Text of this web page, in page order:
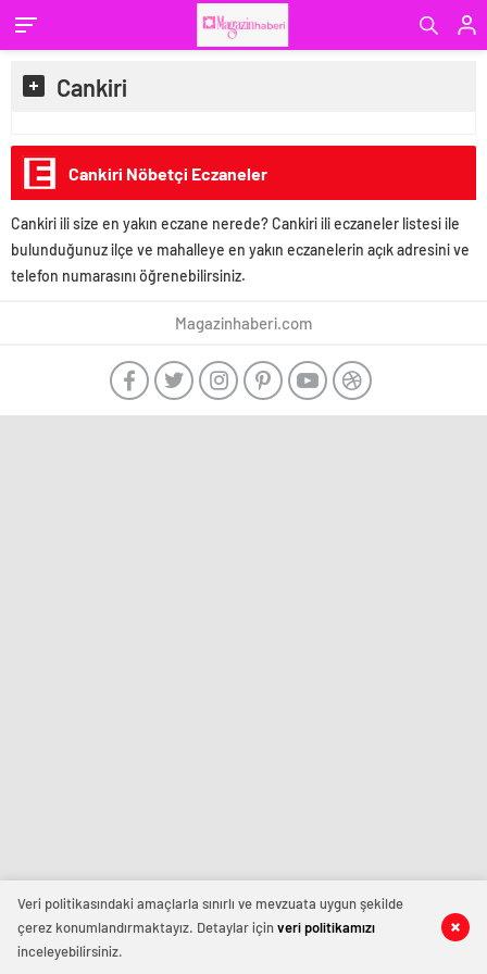
Cankiri
Cankiri Nöbetçi Eczaneler
Cankiri ili size en yakın eczane nerede? Cankiri ili eczaneler listesi ile
bulunduğunuz ilçe ve mahalleye en yakın eczanelerin açık adresini ve
telefon numarasını öğrenebilirsiniz.
Magazinhaberi.com
Veri politikasındaki amaçlarla sınırlı ve mevzuata uygun şekilde
çerez konumlandırmaktayız. Detaylar içinveri politikamızı
inceleyebilirsiniz.